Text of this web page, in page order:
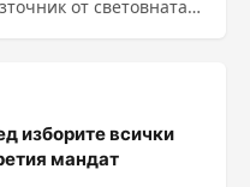
от световната
изборите всички
мандат